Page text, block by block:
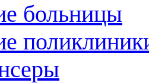
больницы